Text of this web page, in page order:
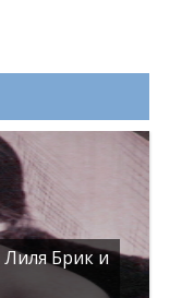
Брик и